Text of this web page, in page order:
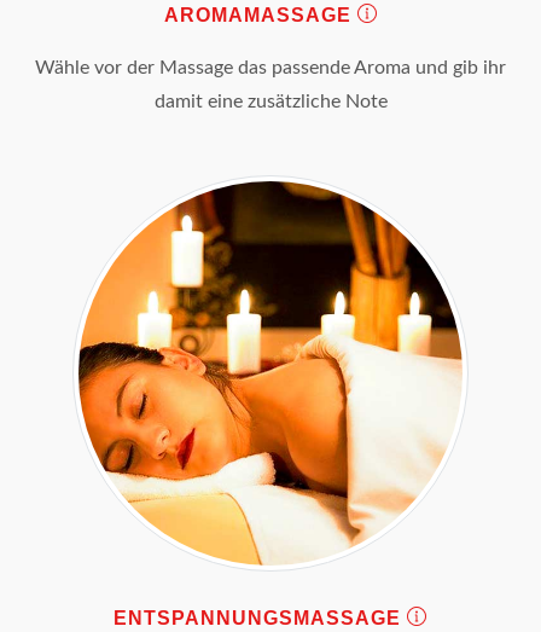
AROMAMASSAGE
Wähle vor der Massage das passende Aroma und gib ihr
damit eine zusätzliche Note
ENTSPANNUNGSMASSAGE